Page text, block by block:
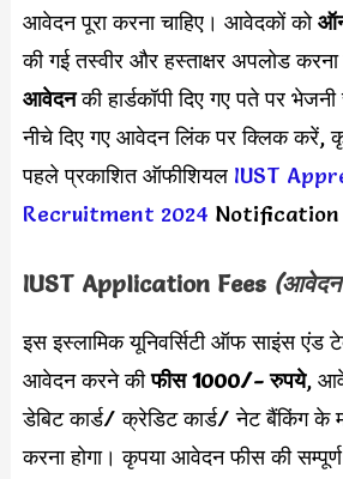
आवेदन पूरा करना चाहिए। आवेदकों को
की गई तस्वीर और हस्ताक्षर अपलोड करना
आवेदनकी हार्डकॉपी दिए गए पते पर
नीचे दिए गए आवेदन लिंक पर क्लिक करें,
पहले प्रकाशित ऑफीशियल IUST
Recruitment 2024 Notification
IUST Application Fees
इस इस्लामिक यूनिवर्सिटी ऑफ साइंस एंड
आवेदन करने कीफीस 1000/- रुपये,
डेबिट कार्ड/ क्रेडिट कार्ड/ नेट बैंकिंग के
करना होगा। कृपया आवेदन फीस की